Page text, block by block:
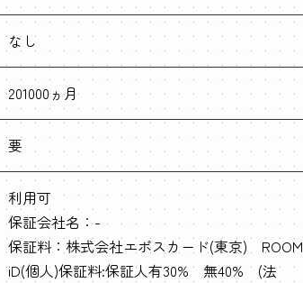
なし
201000ヵ月
要
利用可
保証会社名：-
保証料：株式会社エポスカード(東京) ROOM
iD(個人)保証料:保証人有30% 無40% (法